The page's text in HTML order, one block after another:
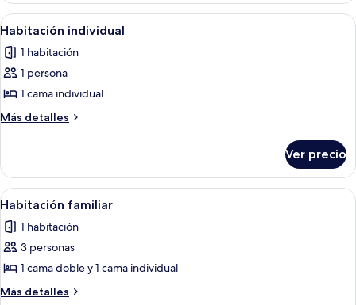
Abrir
todas
las
fotos
de
Habitación
Una habitación de hotel con cama,
4
Habitación individual
1 habitación
1 persona
1 cama individual
Más detalles
Más
individual
Ver precio
Abrir
todas
las
fotos
de
Habitación
Habitación de hotel con dos camas,
2
Habitación familiar
1 habitación
3 personas
1 cama doble y 1 cama individual
Más detalles
Más